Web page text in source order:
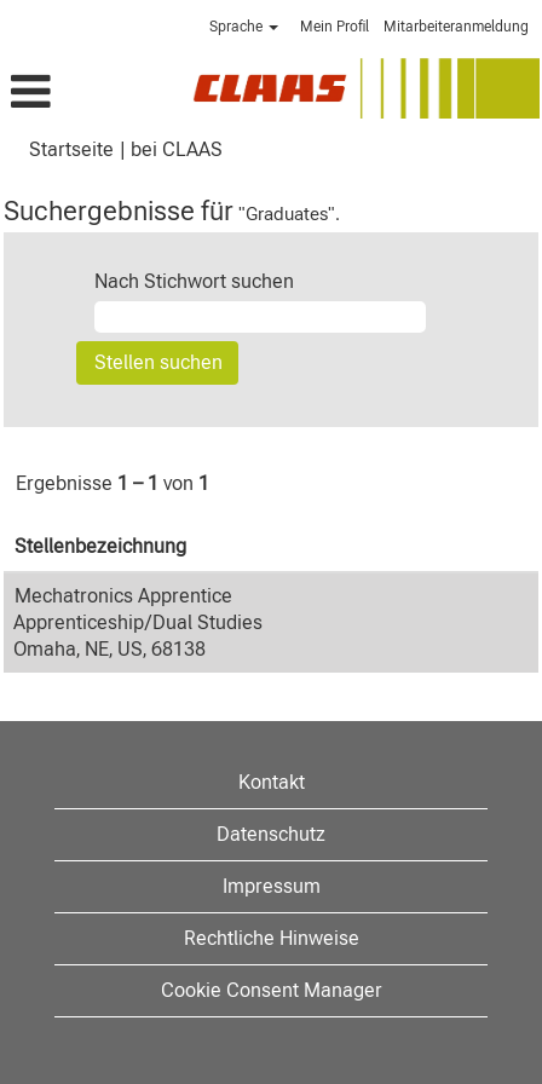
Sprache Mein Profil Mitarbeiteranmeldung
Startseite | bei CLAAS
Suchergebnisse für "Graduates".
Nach Stichwort suchen
Ergebnisse 1 – 1 von 1
Stellenbezeichnung
Mechatronics Apprentice
Apprenticeship/Dual Studies
Omaha, NE, US, 68138
Kontakt
Datenschutz
Impressum
Rechtliche Hinweise
Cookie Consent Manager